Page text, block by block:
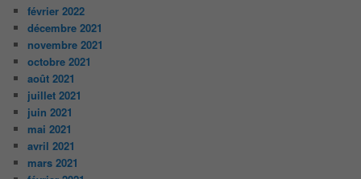
février 2022
décembre 2021
novembre 2021
octobre 2021
août 2021
juillet 2021
juin 2021
mai 2021
avril 2021
mars 2021